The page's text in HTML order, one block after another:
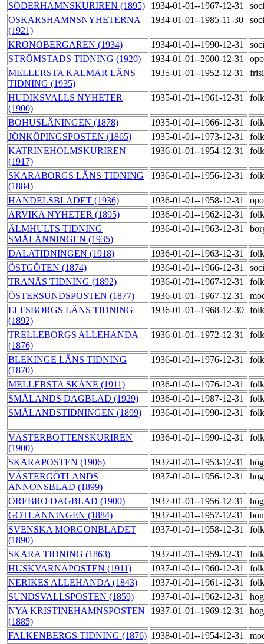
SÖDERHAMNSKURIREN (1895)
1934-01-01--1967-12-31
OSKARSHAMNSNYHETERNA
(1921)
1934-01-01--1985-11-30
KRONOBERGAREN (1934) 1934-01-01--1990-12-31
STRÖMSTADS TIDNING (1920)
1934-01-01--2000-12-31
MELLERSTA KALMAR LÄNS
TIDNING (1935)
1935-01-01--1952-12-31
HUDIKSVALLS NYHETER
(1900)
1935-01-01--1961-12-31
BOHUSLÄNINGEN (1878) 1935-01-01--1966-12-31
JÖNKÖPINGSPOSTEN (1865)
1935-01-01--1973-12-31
KATRINEHOLMSKURIREN
(1917)
1936-01-01--1954-12-31
SKARABORGS LÄNS TIDNING
(1884)
1936-01-01--1956-12-31
HANDELSBLADET (1936) 1936-01-01--1958-12-31
ARVIKA NYHETER (1895)
1936-01-01--1962-12-31
ÄLMHULTS TIDNING
SMÅLÄNNINGEN (1935)
1936-01-01--1963-12-31
DALATIDNINGEN (1918) 1936-01-01--1963-12-31
ÖSTGÖTEN (1874)
1936-01-01--1966-12-31
TRANÅS TIDNING (1892)
1936-01-01--1967-12-31
ÖSTERSUNDSPOSTEN (1877)
1936-01-01--1967-12-31
ELFSBORGS LÄNS TIDNING
(1892)
1936-01-01--1968-12-30
TRELLEBORGS ALLEHANDA
(1876)
1936-01-01--1972-12-31
BLEKINGE LÄNS TIDNING
(1870)
1936-01-01--1976-12-31
MELLERSTA SKÅNE (1911) 1936-01-01--1976-12-31
SMÅLANDS DAGBLAD (1929)
1936-01-01--1987-12-31
SMÅLANDSTIDNINGEN (1899)
1936-01-01--1990-12-31
VÄSTERBOTTENSKURIREN
(1900)
1936-01-01--1990-12-31
SKARAPOSTEN (1906) 1937-01-01--1953-12-31
VÄSTERGÖTLANDS
ANNONSBLAD (1899)
1937-01-01--1956-12-31
ÖREBRO DAGBLAD (1900) 1937-01-01--1956-12-31
GOTLÄNNINGEN (1884)
1937-01-01--1957-12-31
SVENSKA MORGONBLADET
(1890)
1937-01-01--1958-12-31
SKARA TIDNING (1863) 1937-01-01--1959-12-31
HUSKVARNAPOSTEN (1911)
1937-01-01--1960-12-31
NERIKES ALLEHANDA (1843)
1937-01-01--1961-12-31
SUNDSVALLSPOSTEN (1859)
1937-01-01--1962-12-31
NYA KRISTINEHAMNSPOSTEN
(1885)
1937-01-01--1969-12-31
FALKENBERGS TIDNING (1876) 1938-01-01--1954-12-31